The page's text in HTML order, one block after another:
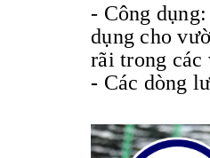
- Công
dụng cho
rãi trong
- Các dòng